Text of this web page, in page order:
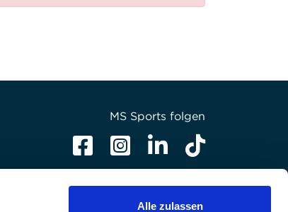
Alle zulassen
MS Sports folgen